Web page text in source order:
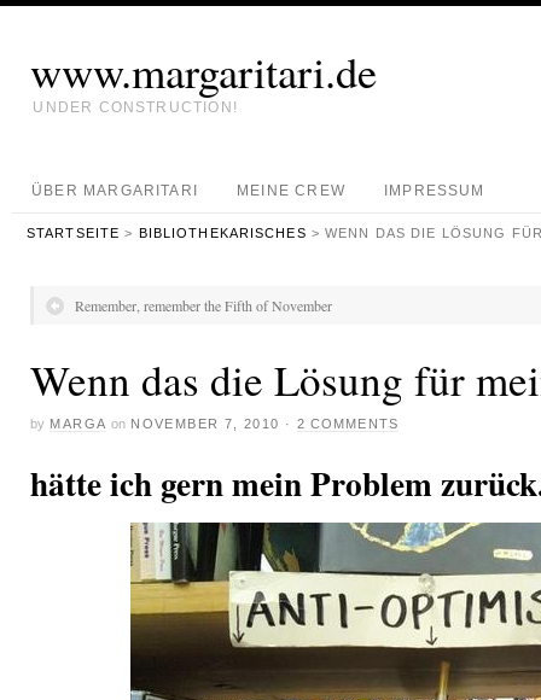
www.margaritari.de
UNDER CONSTRUCTION!
ÜBER MARGARITARI MEINE CREW IMPRESSUM
STARTSEITE > BIBLIOTHEKARISCHES > WENN DAS DIE LÖSUNG
Remember, remember the Fifth of November
Wenn das die Lösung für
by MARGA on NOVEMBER 7, 2010 · 2 COMMENTS
hätte ich gern mein Problem